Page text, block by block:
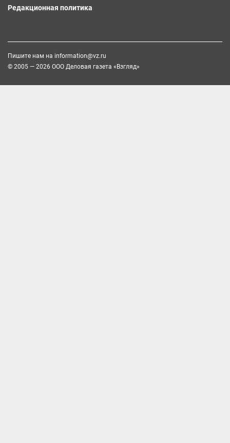
Редакционная политика
Пишите нам на information@vz.ru
© 2005 — 2026 ООО Деловая газета «Взгляд»